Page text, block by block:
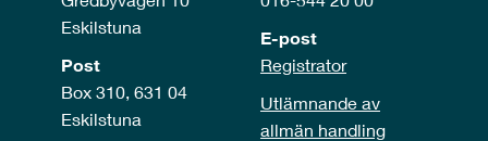
Eskilstuna
Post
Box 310, 631 04
Eskilstuna
E-post
Registrator
Utlämnande av
allmän handling